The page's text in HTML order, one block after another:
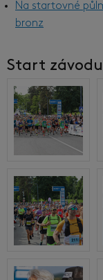
Na startovné
bronz
Start závodu